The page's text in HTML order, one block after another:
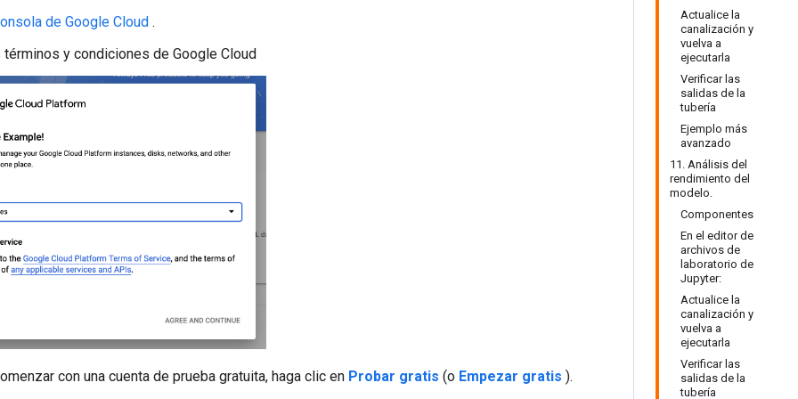
Actualice la
canalización y
vuelva a
ejecutarla
Verificar las
salidas de la
tubería
Ejemplo más
avanzado
11. Análisis del
rendimiento del
modelo.
Componentes
En el editor de
archivos de
laboratorio de
Jupyter:
Actualice la
canalización y
vuelva a
ejecutarla
Verificar las
salidas de la
tubería
de Google Cloud .
y condiciones de Google Cloud
con una cuenta de prueba gratuita, haga clic en Probar gratis (o Empezar gratis ).